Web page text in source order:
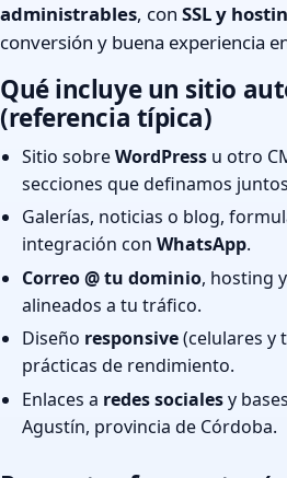
administrables, con SSL y
conversión y buena experiencia
Qué incluye un sitio
(referencia típica)
Sitio sobreWordPress u otro
secciones que definamos
Galerías, noticias o blog,
integración con WhatsApp.
Correo @ tu dominio, hosting
alineados a tu tráfico.
Diseño responsive(celulares y
prácticas de rendimiento.
Enlaces a redes socialesy
Agustín, provincia de Córdoba.